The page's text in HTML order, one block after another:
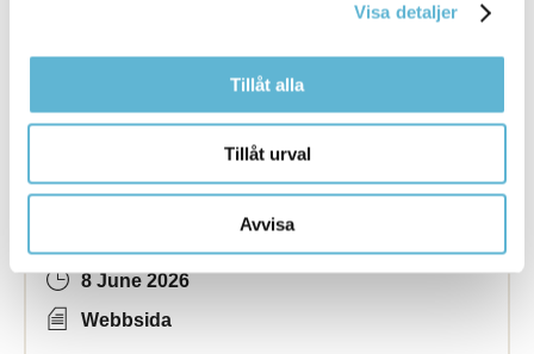
Visa detaljer
Tillåt alla
Tillåt urval
Avvisa
... 25 77 Jourhavande räddningsledare 0709-17 10
räddningscentralen
Genomförda aktiviteter 2026
8 June 2026
Webbsida